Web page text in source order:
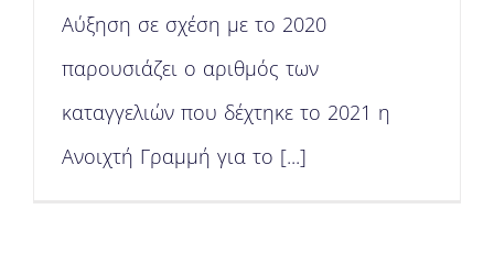
Αύξηση σε σχέση με το 2020
παρουσιάζει ο αριθμός των
καταγγελιών που δέχτηκε το 2021 η
Ανοιχτή Γραμμή για το [...]